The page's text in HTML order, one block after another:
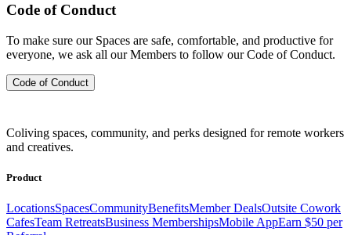
Code of Conduct
To make sure our Spaces are safe, comfortable, and productive for
everyone, we ask all our Members to follow our Code of Conduct.
Code of Conduct
Coliving spaces, community, and perks designed for remote workers
and creatives.
Product
LocationsSpacesCommunityBenefitsMember DealsOutsite Cowork
CafesTeam RetreatsBusiness MembershipsMobile AppEarn $50 per